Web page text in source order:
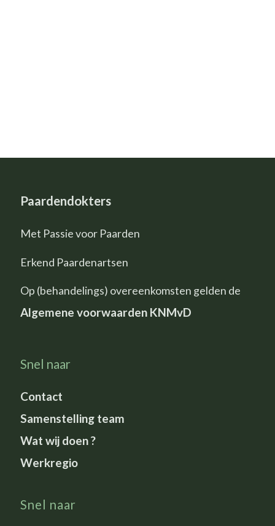
Paardendokters
Met Passie voor Paarden
Erkend Paardenartsen
Op (behandelings) overeenkomsten gelden de
Algemene voorwaarden KNMvD
Snel naar
Contact
Samenstelling team
Wat wij doen ?
Werkregio
Snel naar